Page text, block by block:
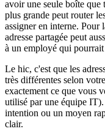
avoir une seule boîte que
plus grande peut router
assigner en interne. Pour
adresse partagée peut
à un employé qui
Le hic, c'est que les
très différentes selon
exactement ce que vous
utilisé par une équipe
intention ou un moyen
clair.